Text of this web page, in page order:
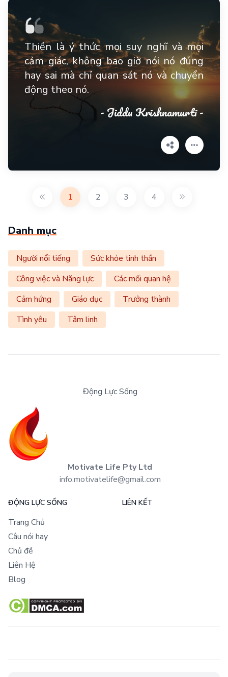
Thiền là ý thức mọi suy nghĩ và mọi
cảm giác, không bao giờ nói nó đúng
hay sai mà chỉ quan sát nó và chuyển
động theo nó.
- Jiddu Krishnamurti -
1 2 3 4
Danh mục
Người nổi tiếng
Sức khỏe tinh thần
Công việc và Năng lực
Các mối quan hệ
Cảm hứng
Giáo dục
Trưởng thành
Tình yêu
Tâm linh
Động Lực Sống
Motivate Life Pty Ltd
info.motivatelife@gmail.com
ĐỘNG LỰC SỐNG
Trang Chủ
Câu nói hay
Chủ đề
Liên Hệ
Blog
LIÊN KẾT